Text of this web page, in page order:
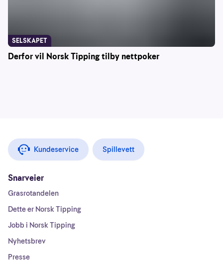
Derfor vil Norsk Tipping tilby nettpoker
SELSKAPET
Kundeservice Spillevett
Snarveier
Grasrotandelen
Dette er Norsk Tipping
Jobb i Norsk Tipping
Nyhetsbrev
Presse